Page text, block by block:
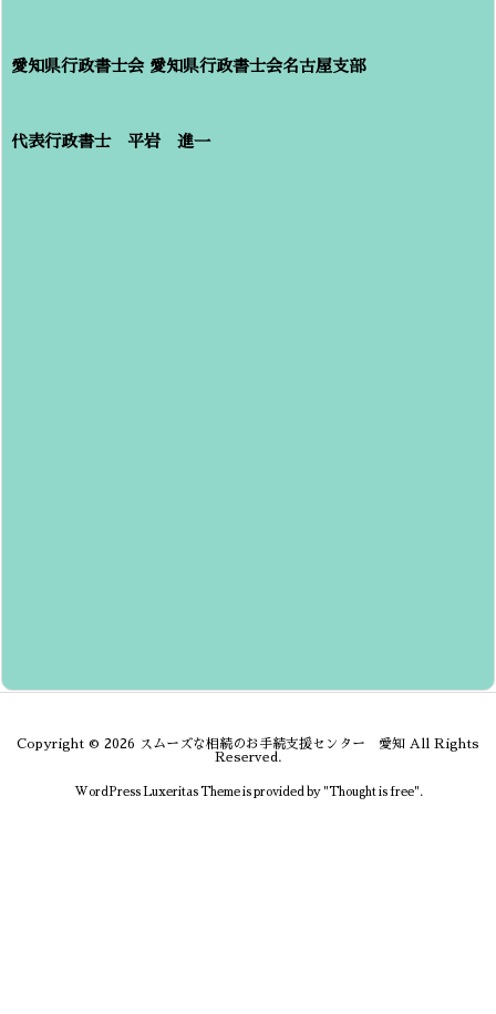
愛知県行政書士会 愛知県行政書士会名古屋支部
代表行政書士 平岩 進一
Copyright © 2026 スムーズな相続のお手続支援センター 愛知 All Rights
Reserved.
WordPress Luxeritas Theme is provided by "Thought is free".